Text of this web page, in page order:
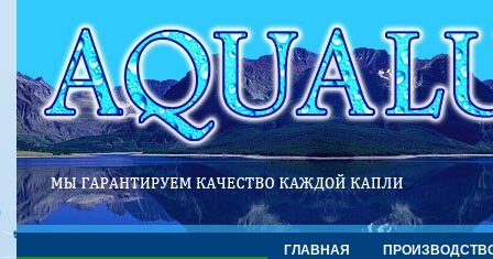
ГЛАВНАЯ